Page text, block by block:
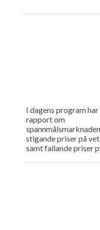
I dagens program har
rapport om
stigande priser på
samt fallande priser